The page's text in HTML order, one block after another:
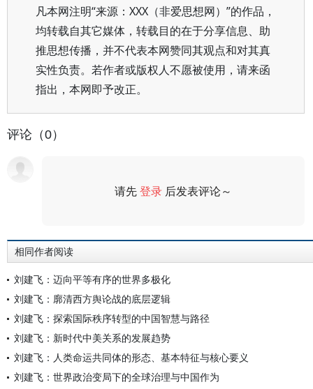
凡本网注明“来源：XXX（非爱思想网）”的作品，
均转载自其它媒体，转载目的在于分享信息、助
推思想传播，并不代表本网赞同其观点和对其真
实性负责。若作者或版权人不愿被使用，请来函
指出，本网即予改正。
评论（0）
请先登录 后发表评论～
相同作者阅读
刘建飞：迈向平等有序的世界多极化
刘建飞：廓清西方舆论战的底层逻辑
刘建飞：探索国际秩序转型的中国智慧与路径
刘建飞：新时代中美关系的发展趋势
刘建飞：人类命运共同体的形态、基本特征与核心要义
刘建飞：世界政治变局下的全球治理与中国作为